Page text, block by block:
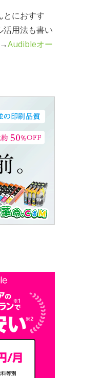
とにおすす
用法も書い
Audibleオー